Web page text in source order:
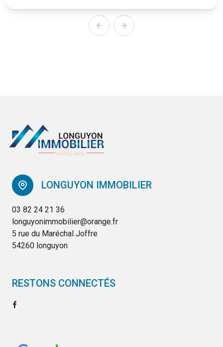
LONGUYON IMMOBILIER
03 82 24 21 36
longuyonimmobilier@orange.fr
5 rue du Maréchal Joffre
54260 longuyon
RESTONS CONNECTÉS